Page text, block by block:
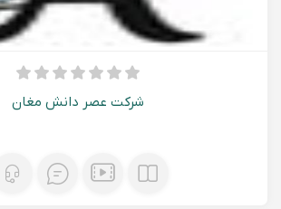
شرکت عصر دانش مغان